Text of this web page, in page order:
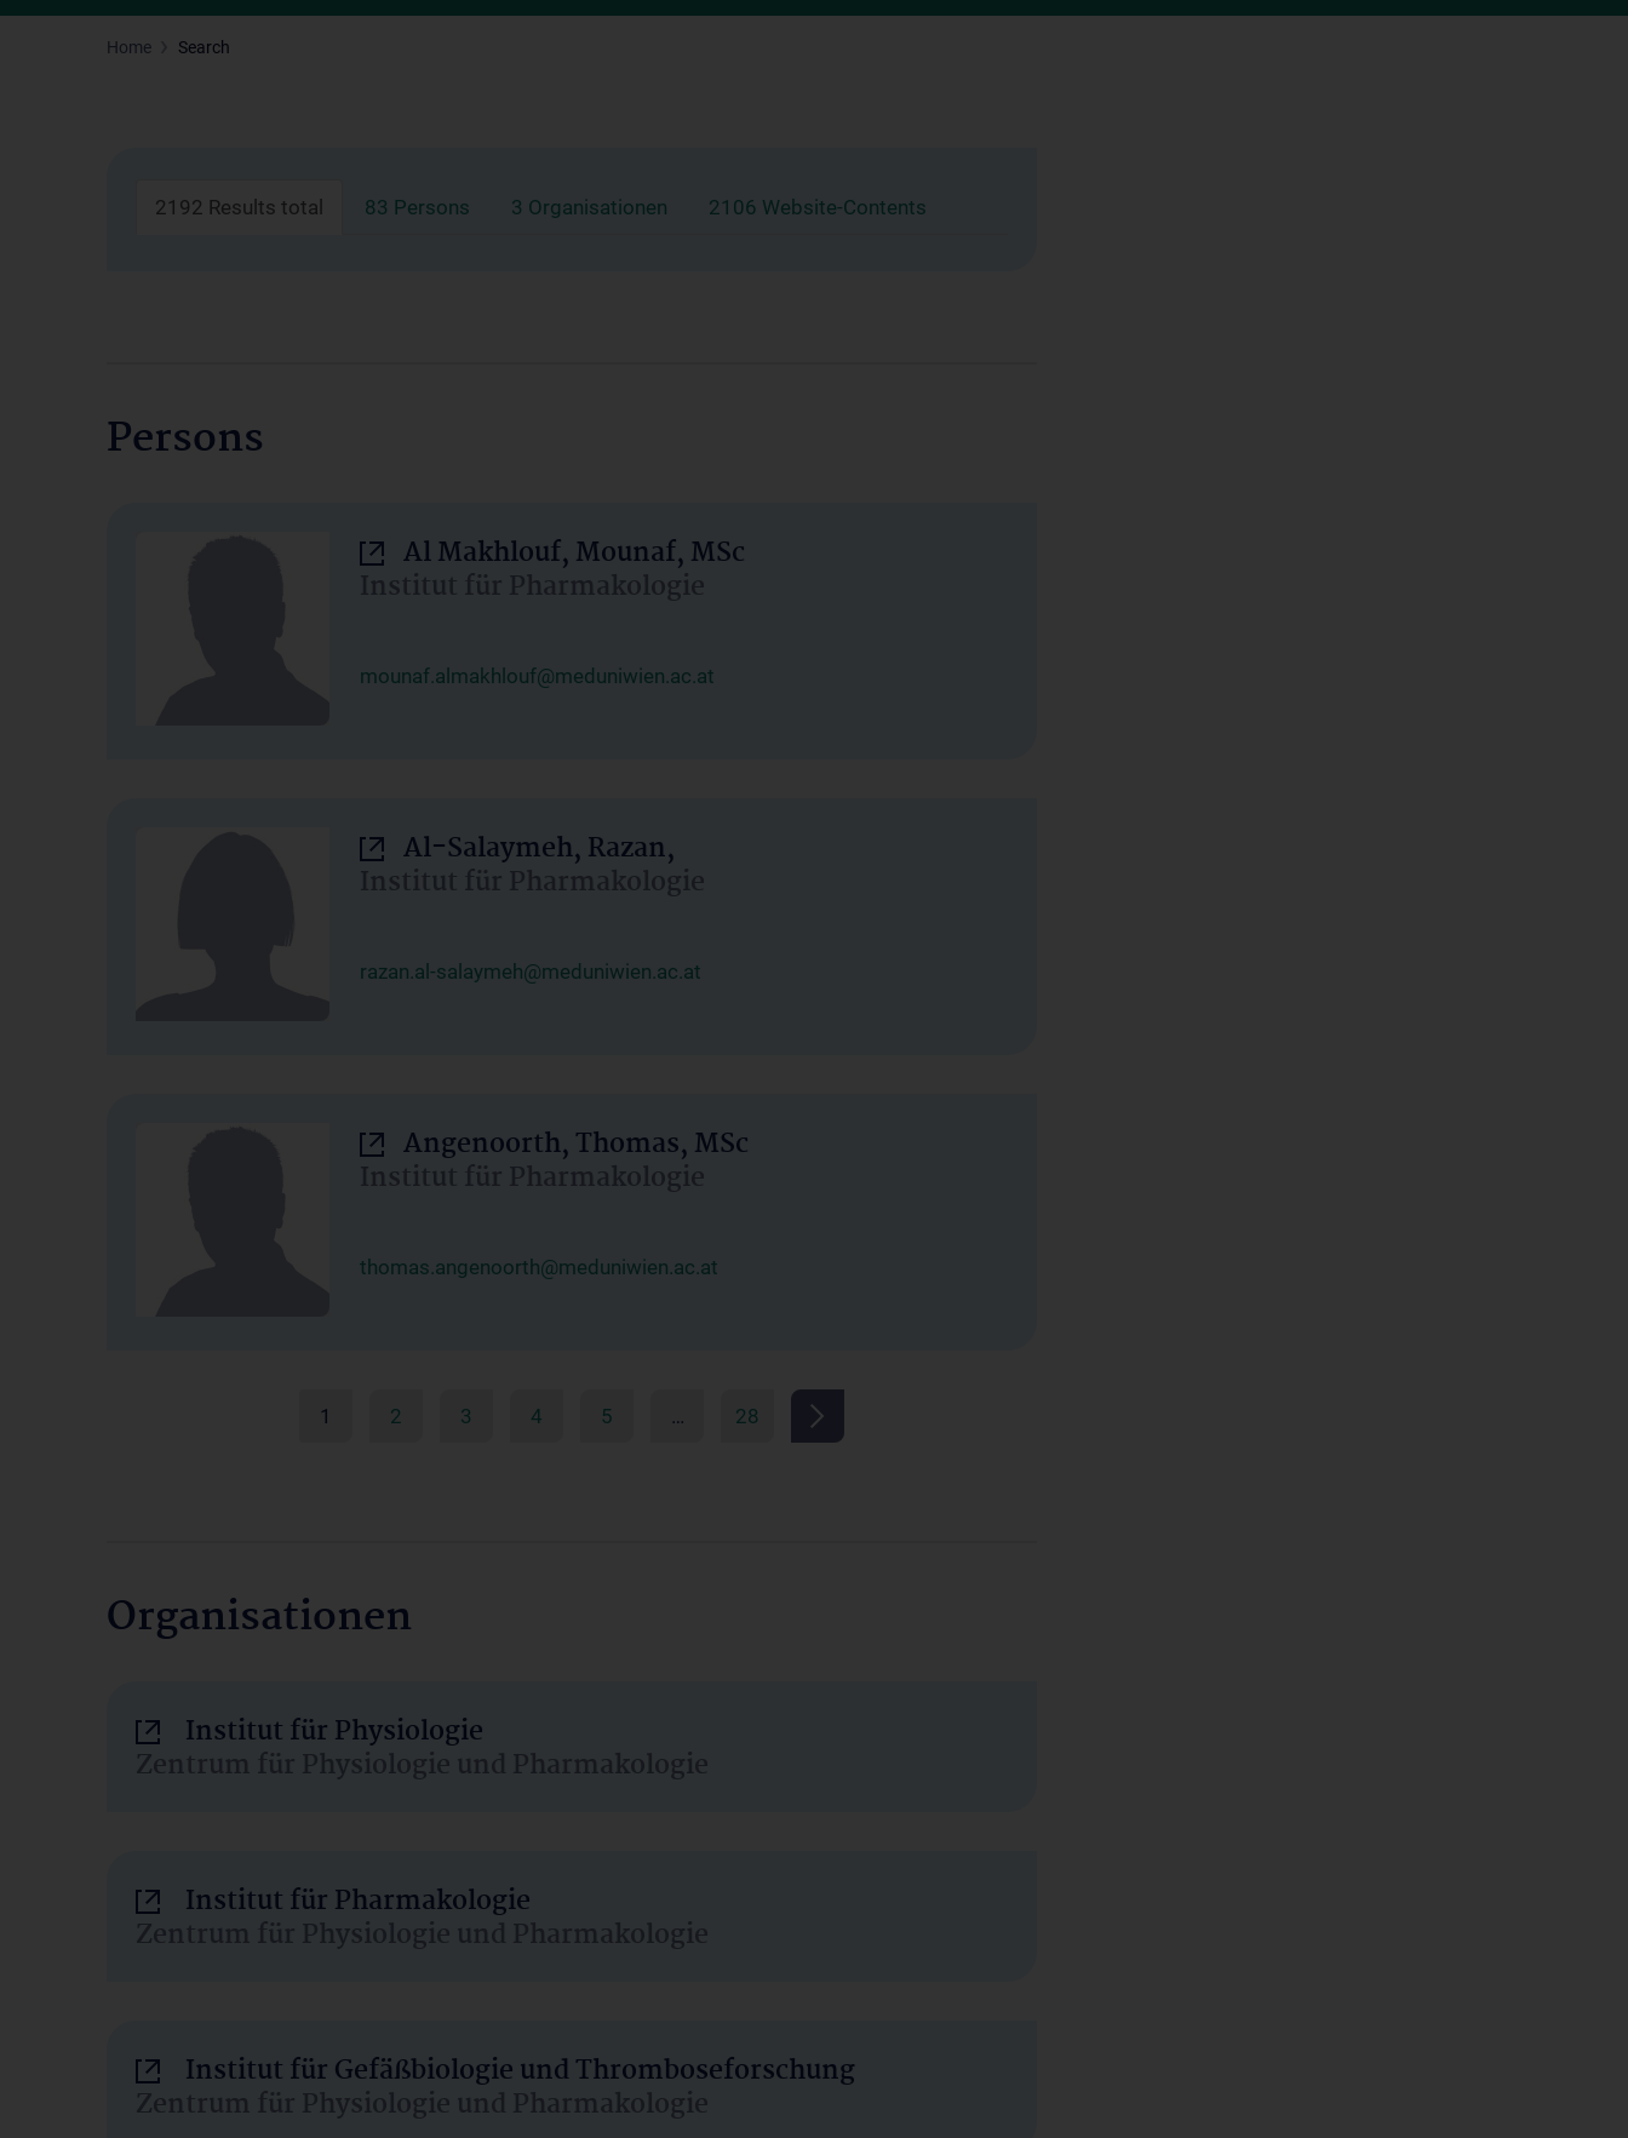
Home Search
2192 Results total 83 Persons 3 Organisationen 2106 Website-Contents
Persons
Al Makhlouf, Mounaf, MSc
Institut für Pharmakologie
mounaf.almakhlouf@meduniwien.ac.at
Al-Salaymeh, Razan,
Institut für Pharmakologie
razan.al-salaymeh@meduniwien.ac.at
Angenoorth, Thomas, MSc
Institut für Pharmakologie
thomas.angenoorth@meduniwien.ac.at
1 2 3 4 5 … 28
Organisationen
Institut für Physiologie
Zentrum für Physiologie und Pharmakologie
Institut für Pharmakologie
Zentrum für Physiologie und Pharmakologie
Institut für Gefäßbiologie und Thromboseforschung
Zentrum für Physiologie und Pharmakologie